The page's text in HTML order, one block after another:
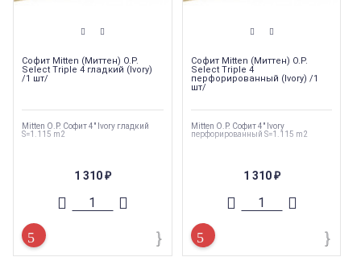
Софит Mitten (Миттен) O.P.
Select Triple 4 гладкий (Ivory)
/1 шт/
Mitten O.P. Софит 4" Ivory гладкий
S=1.115 m2
1 310 ₽
Софит Mitten (Миттен) O.P.
Select Triple 4
перфорированный (Ivory) /1
шт/
Mitten O.P. Софит 4" Ivory
перфорированный S=1.115 m2
1 310 ₽